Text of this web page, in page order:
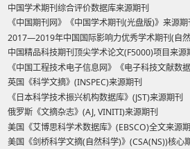
中国学术期刊综合评价数据库来源期刊
《中国期刊网》《中国学术期刊(光盘版)》来源期
2017—2019年中国国际影响力优秀学术期刊(自
中国精品科技期刊顶尖学术论文(F5000)项目来源
《中国工程技术电子信息网》《电子科技文献数
英国《科学文摘》(INSPEC)来源期刊
《日本科学技术振兴机构数据库》(JST)来源期刊
俄罗斯《文摘杂志》(AJ, VINITI)来源期刊
美国《艾博思科学术数据库》(EBSCO)全文来源
美国《剑桥科学文摘(自然科学)》(CSA(NS))核心